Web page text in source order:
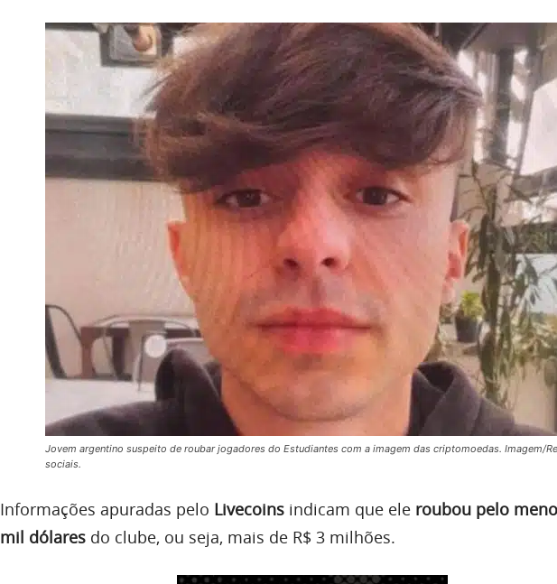
Jovem argentino suspeito de roubar jogadores do Estudiantes com a imagem das criptomoedas. Imagem/
sociais.
Informações apuradas pelo Livecoins indicam que ele roubou pelo
mil dólares do clube, ou seja, mais de R$ 3 milhões.